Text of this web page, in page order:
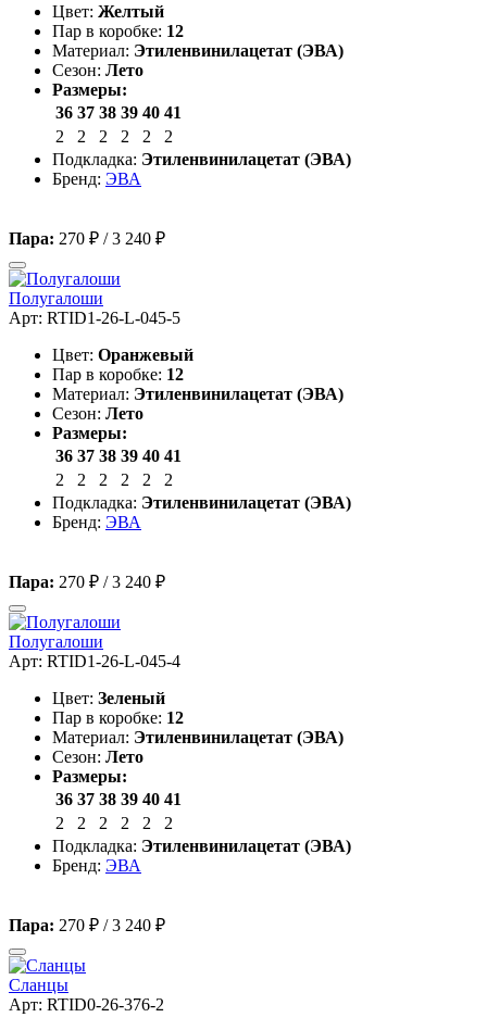
Цвет: Желтый
Пар в коробке: 12
Материал: Этиленвинилацетат (ЭВА)
Сезон: Лето
Размеры:
36 37 38 39 40 41
2
2 2 2 2
2
Подкладка: Этиленвинилацетат (ЭВА)
Бренд: ЭВА
Пара: 270 ₽ /3 240 ₽
Полугалоши
Арт: RTID1-26-L-045-5
Цвет: Оранжевый
Пар в коробке: 12
Материал: Этиленвинилацетат (ЭВА)
Сезон: Лето
Размеры:
36 37 38 39 40 41
2
2 2 2 2
2
Подкладка: Этиленвинилацетат (ЭВА)
Бренд: ЭВА
Пара: 270 ₽ /3 240 ₽
Полугалоши
Арт: RTID1-26-L-045-4
Цвет: Зеленый
Пар в коробке: 12
Материал: Этиленвинилацетат (ЭВА)
Сезон: Лето
Размеры:
36 37 38 39 40 41
2
2 2 2 2
2
Подкладка: Этиленвинилацетат (ЭВА)
Бренд: ЭВА
Пара: 270 ₽ /3 240 ₽
Сланцы
Арт: RTID0-26-376-2